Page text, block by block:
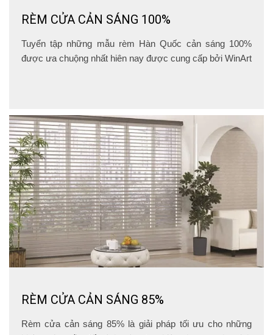
RÈM CỬA CẢN SÁNG 100%
Tuyển tập những mẫu rèm Hàn Quốc cản sáng 100%
được ưa chuộng nhất hiên nay được cung cấp bởi WinArt
RÈM CỬA CẢN SÁNG 85%
Rèm cửa cản sáng 85% là giải pháp tối ưu cho những